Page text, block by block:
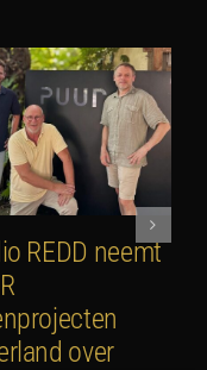
REDD neemt
over